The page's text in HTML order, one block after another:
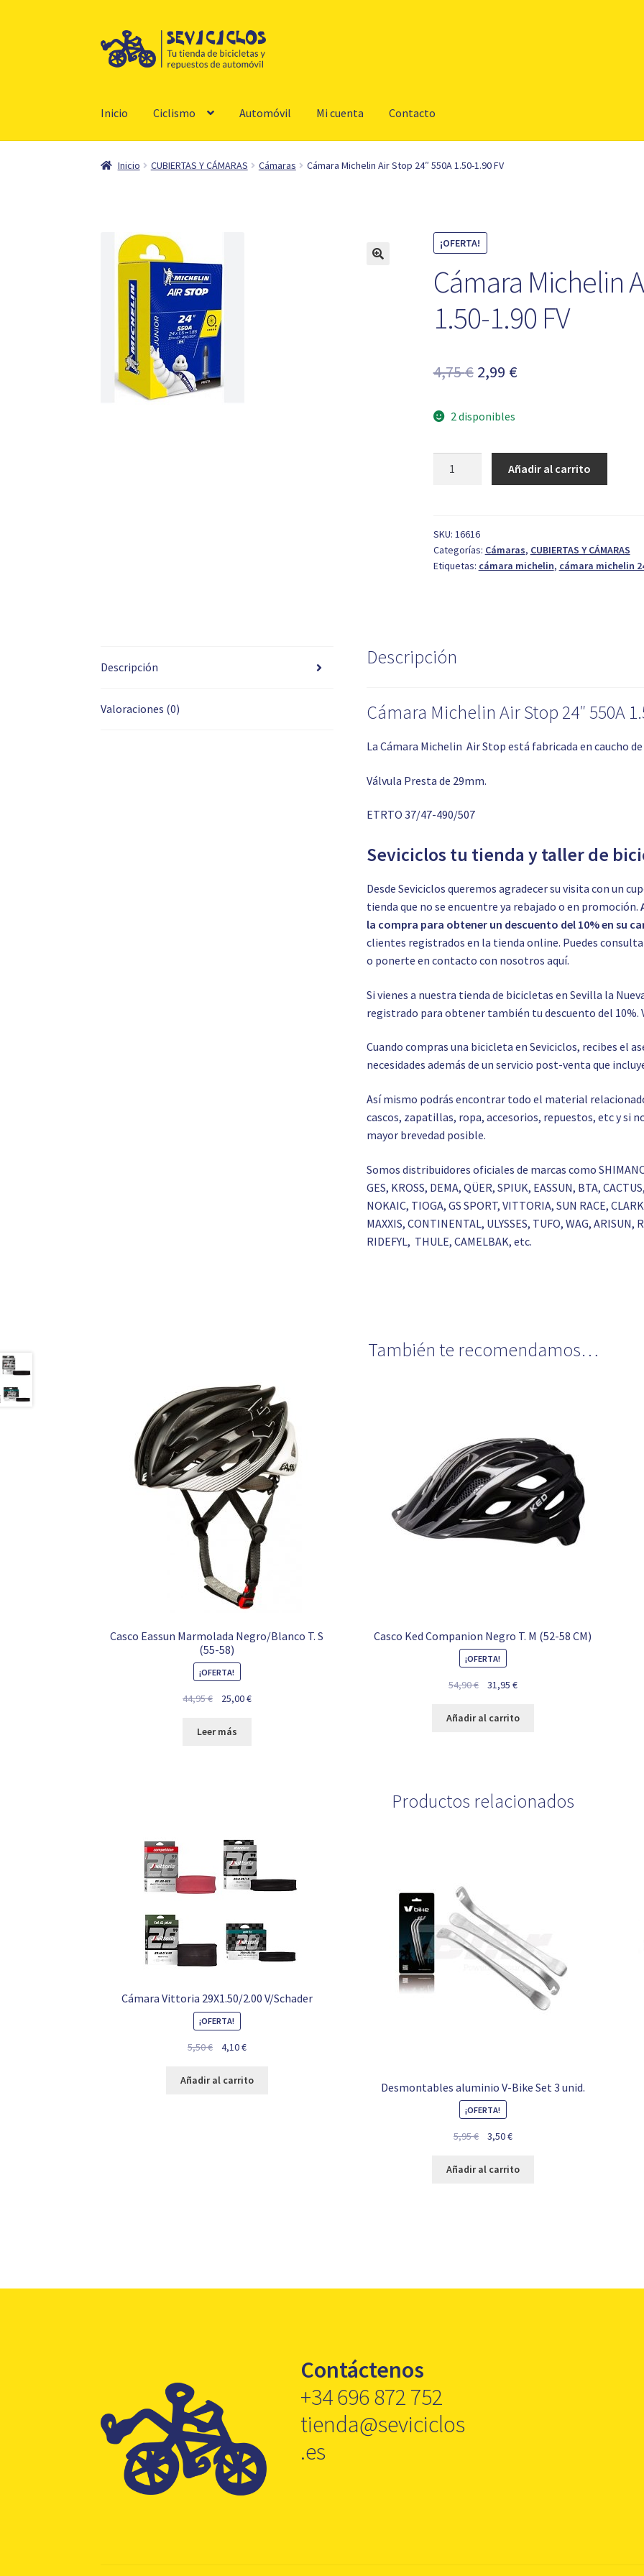
Ir
a
Ir
al
Inicio Ciclismo Automóvil Mi cuenta Contacto
Inicio CUBIERTAS Y CÁMARAS Cámaras Cámara Michelin Air Stop 24″ 550A 1.50-1.90 FV
¡OFERTA!
Cámara Michelin
1.50-1.90 FV
4,75€ El
original
era:
4,75 €.
2,99 €El
es:
2,99 €.
2 disponibles
24"
550A
1.50-
Añadir al carrito
SKU: 16616
Categorías: Cámaras, CUBIERTAS Y CÁMARAS
Etiquetas: cámara michelin, cámara michelin
Descripción
Valoraciones (0)
Descripción
Cámara Michelin Air Stop 24″ 550A
La Cámara Michelin Air Stop está fabricada en caucho
Válvula Presta de 29mm.
ETRTO 37/47-490/507
Seviciclos tu tienda y taller de
Desde Seviciclos queremos agradecer su visita con un
tienda que no se encuentre ya rebajado o en promoción.
la compra para obtener un descuento del 10% en su
clientes registrados en la tienda online. Puedes
o ponerte en contacto con nosotrosaquí.
Si vienes a nuestra tienda de bicicletas en Sevilla la
registrado para obtener también tu descuento del 10%.
Cuando compras una bicicleta en Seviciclos, recibes el
necesidades además de un servicio post-venta que
Así mismo podrás encontrar todo el material
cascos, zapatillas, ropa, accesorios, repuestos, etc y si
mayor brevedad posible.
Somos distribuidores oficiales de marcas como
GES, KROSS, DEMA, QÜER, SPIUK, EASSUN, BTA,
NOKAIC, TIOGA, GS SPORT, VITTORIA, SUN RACE,
MAXXIS, CONTINENTAL, ULYSSES, TUFO, WAG,
RIDEFYL, THULE, CAMELBAK, etc.
También te recomendamos…
Casco Eassun Marmolada Negro/Blanco T. S
(55-58)
¡OFERTA!
44,95€
original
25,00€El
Leer más
Casco Ked Companion Negro T. M (52-58 CM)
¡OFERTA!
54,90€
original
31,95 €El
actual
Añadir al carrito
Productos relacionados
Cámara Vittoria 29X1.50/2.00 V/Schader
¡OFERTA!
5,50€
El
original
4,10€El
actual
Añadir al carrito Desmontables aluminio V-Bike Set 3 unid.
¡OFERTA!
5,95€
original
3,50€El
actual
Añadir al carrito
Contáctenos
+34 696 872 752
tienda@seviciclos
.es